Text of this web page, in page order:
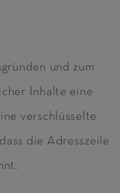
und zum
Inhalte eine
verschlüsselte
die Adresszeile